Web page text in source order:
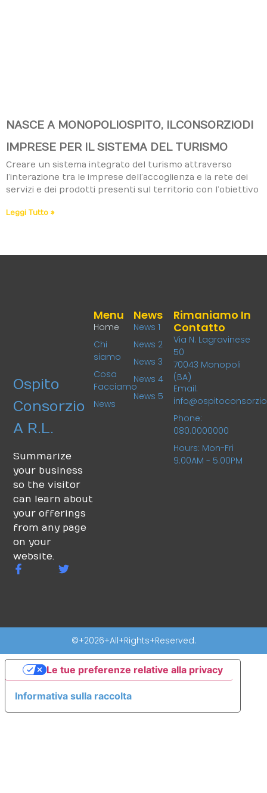
NASCE A MONOPOLI OSPITO, IL CONSORZIO DI
IMPRESE PER IL SISTEMA DEL TURISMO
Creare un sistema integrato del turismo attraverso
l’interazione tra le imprese dell’accoglienza e la rete dei
servizi e dei prodotti presenti sul territorio con l’obiettivo
Leggi Tutto »
Ospito
Consorzio
A R.L.
Summarize
your business
so the visitor
can learn about
your offerings
from any page
on your
website.
News
News 1
News 2
News 3
News 4
News 5
Menu
Home
Chi
siamo
Cosa
Facciamo
News
Rimaniamo In
Contatto
Via N. Lagravinese
50
70043 Monopoli
(BA)
Email:
Phone:
080.0000000
Hours: Mon-Fri
9:00AM - 5:00PM
©+2026+All+Rights+Reserved.
Informativa sulla raccolta
Le tue preferenze relative alla privacy